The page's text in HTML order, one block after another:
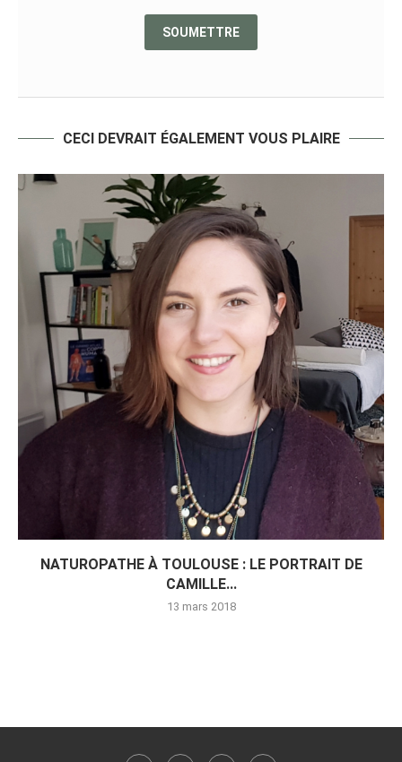
CECI DEVRAIT ÉGALEMENT VOUS PLAIRE
NATUROPATHE À TOULOUSE : LE PORTRAIT DE
CAMILLE...
13 mars 2018